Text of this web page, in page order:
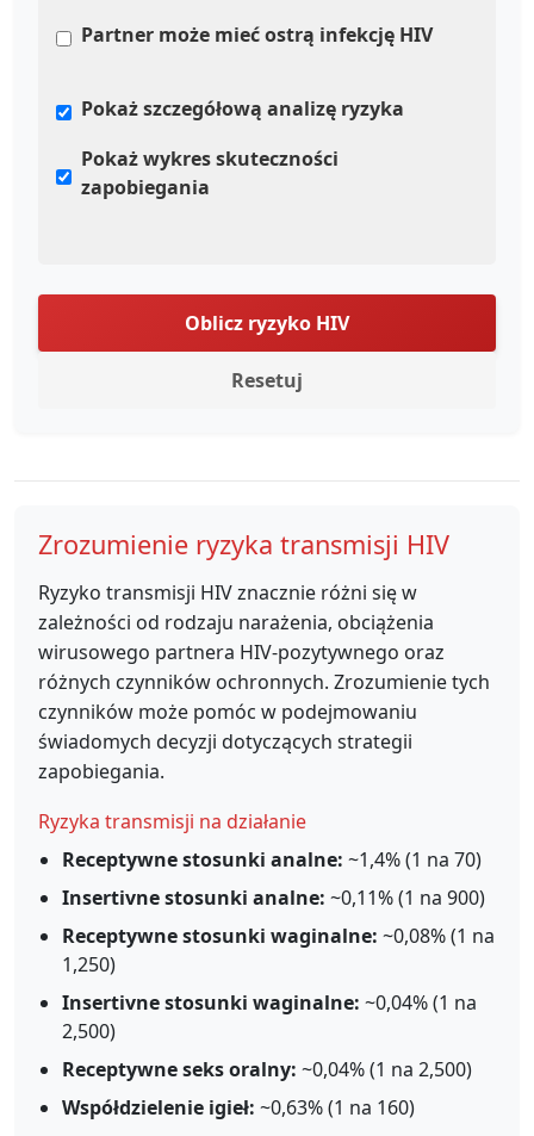
Partner może mieć ostrą infekcję HIV
Pokaż szczegółową analizę ryzyka
Pokaż wykres skuteczności
zapobiegania
Oblicz ryzyko HIV
Resetuj
Zrozumienie ryzyka transmisji HIV
Ryzyko transmisji HIV znacznie różni się w
zależności od rodzaju narażenia, obciążenia
wirusowego partnera HIV-pozytywnego oraz
różnych czynników ochronnych. Zrozumienie tych
czynników może pomóc w podejmowaniu
świadomych decyzji dotyczących strategii
zapobiegania.
Ryzyka transmisji na działanie
Receptywne stosunki analne: ~1,4% (1 na 70)
Insertivne stosunki analne: ~0,11% (1 na 900)
Receptywne stosunki waginalne: ~0,08% (1 na
1,250)
Insertivne stosunki waginalne: ~0,04% (1 na
2,500)
Receptywne seks oralny: ~0,04% (1 na 2,500)
Współdzielenie igieł: ~0,63% (1 na 160)